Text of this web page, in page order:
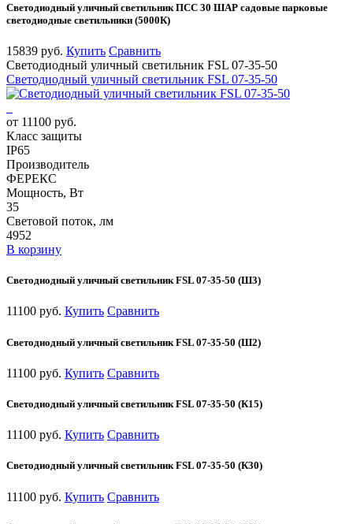
Светодиодный уличный светильник ПСС 30 ШАР садовые парковые
светодиодные светильники (5000К)
15839 руб. Купить Сравнить
Светодиодный уличный светильник FSL 07-35-50
Светодиодный уличный светильник FSL 07-35-50
от 11100 руб.
Класс защиты
IP65
Производитель
ФЕРЕКС
Мощность, Вт
35
Световой поток, лм
4952
В корзину
Светодиодный уличный светильник FSL 07-35-50 (Ш3)
11100 руб. Купить Сравнить
Светодиодный уличный светильник FSL 07-35-50 (Ш2)
11100 руб. Купить Сравнить
Светодиодный уличный светильник FSL 07-35-50 (К15)
11100 руб. Купить Сравнить
Светодиодный уличный светильник FSL 07-35-50 (К30)
11100 руб. Купить Сравнить